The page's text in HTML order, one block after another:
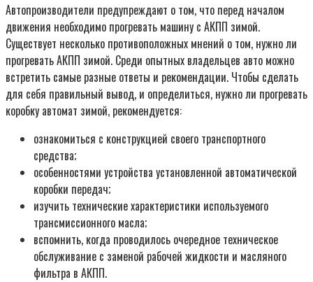
Автопроизводители предупреждают о том, что перед началом
движения необходимо прогревать машину с АКПП зимой.
Существует несколько противоположных мнений о том, нужно ли
прогревать АКПП зимой. Среди опытных владельцев авто можно
встретить самые разные ответы и рекомендации. Чтобы сделать
для себя правильный вывод, и определиться, нужно ли прогревать
коробку автомат зимой, рекомендуется:
ознакомиться с конструкцией своего транспортного
средства;
особенностями устройства установленной автоматической
коробки передач;
изучить технические характеристики используемого
трансмиссионного масла;
вспомнить, когда проводилось очередное техническое
обслуживание с заменой рабочей жидкости и масляного
фильтра в АКПП.